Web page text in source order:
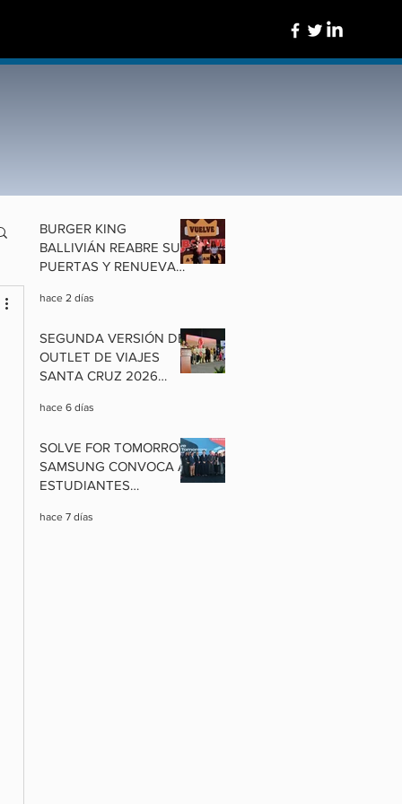
BURGER KING
BALLIVIÁN REABRE SUS
PUERTAS Y RENUEVA
COCHABAMBA
hace 2 días
SEGUNDA VERSIÓN DEL
OUTLET DE VIAJES
SANTA CRUZ 2026
EXCLUSIVAS Y
INTERNACIONALES A
PRECIOS RÉCORD
hace 6 días
SOLVE FOR TOMORROW:
SAMSUNG CONVOCA A
ESTUDIANTES
TRANSFORMAR SUS
hace 7 días